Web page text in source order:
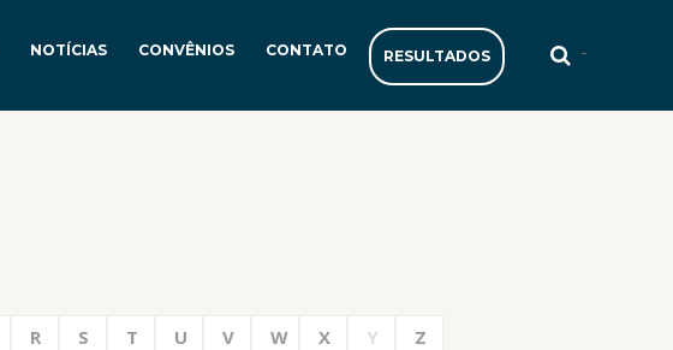
-
NOTÍCIAS CONVÊNIOS CONTATO RESULTADOS
R S T U V W X Y Z